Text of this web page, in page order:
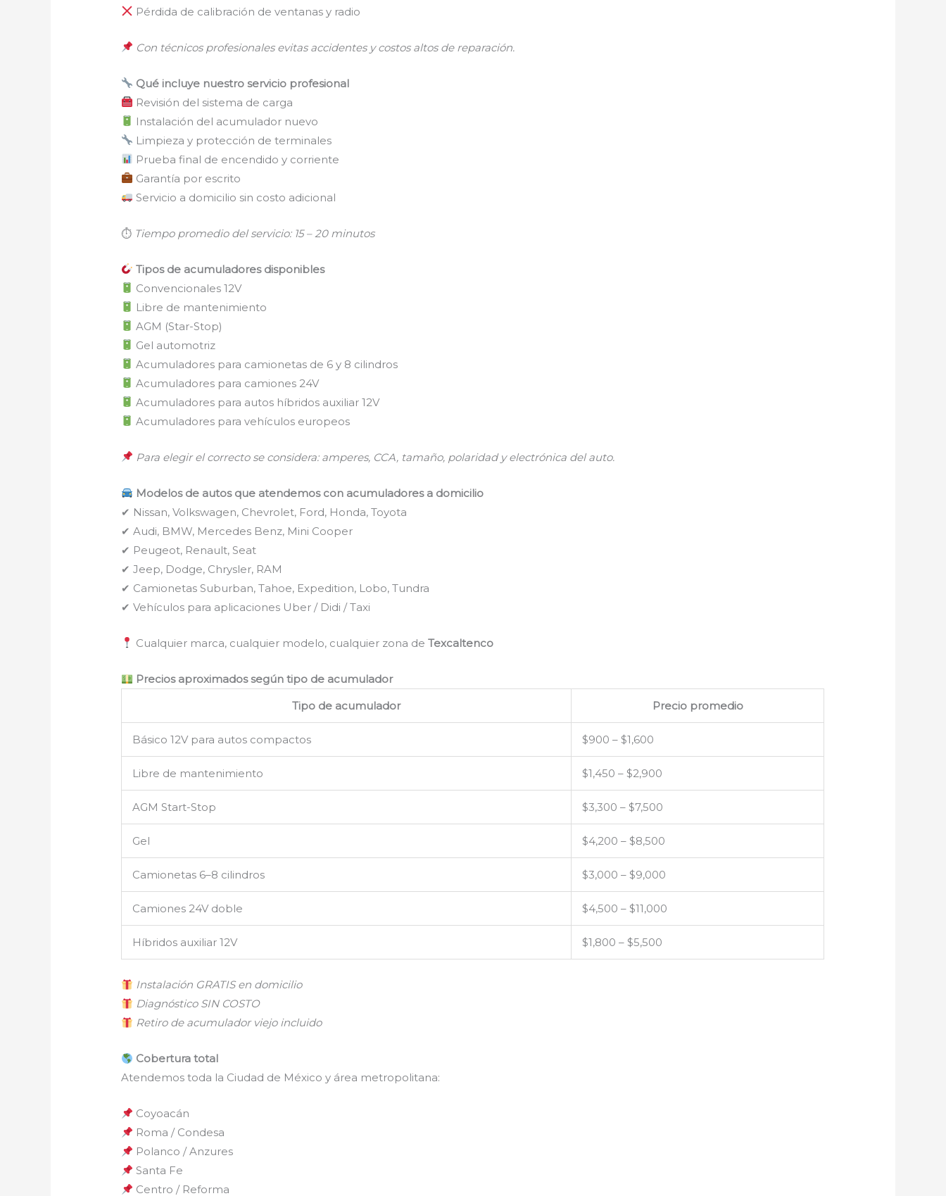
Pérdida de calibración de ventanas y radio
Con técnicos profesionales evitas accidentes y costos altos de reparación.
Qué incluye nuestro servicio profesional
Revisión del sistema de carga
Instalación del acumulador nuevo
Limpieza y protección de terminales
Prueba final de encendido y corriente
Garantía por escrito
Servicio a domicilio sin costo adicional
⏱ Tiempo promedio del servicio: 15 – 20 minutos
Tipos de acumuladores disponibles
Convencionales 12V
Libre de mantenimiento
AGM (Star-Stop)
Gel automotriz
Acumuladores para camionetas de 6 y 8 cilindros
Acumuladores para camiones 24V
Acumuladores para autos híbridos auxiliar 12V
Acumuladores para vehículos europeos
Para elegir el correcto se considera: amperes, CCA, tamaño, polaridad y electrónica del auto.
Modelos de autos que atendemos con acumuladores a domicilio
✔ Nissan, Volkswagen, Chevrolet, Ford, Honda, Toyota
✔ Audi, BMW, Mercedes Benz, Mini Cooper
✔ Peugeot, Renault, Seat
✔ Jeep, Dodge, Chrysler, RAM
✔ Camionetas Suburban, Tahoe, Expedition, Lobo, Tundra
✔ Vehículos para aplicaciones Uber / Didi / Taxi
Cualquier marca, cualquier modelo, cualquier zona deTexcaltenco
Precios aproximados según tipo de acumulador
Tipo de acumulador
Precio promedio
Básico 12V para autos compactos $900 – $1,600
Libre de mantenimiento $1,450 – $2,900
AGM Start-Stop $3,300 – $7,500
Gel $4,200 – $8,500
Camionetas 6–8 cilindros $3,000 – $9,000
Camiones 24V doble $4,500 – $11,000
Híbridos auxiliar 12V $1,800 – $5,500
Instalación GRATIS en domicilio
Diagnóstico SIN COSTO
Retiro de acumulador viejo incluido
Cobertura total
Atendemos toda la Ciudad de México y área metropolitana:
Coyoacán
Roma / Condesa
Polanco / Anzures
Santa Fe
Centro / Reforma